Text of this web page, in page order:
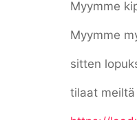
Myymme
Myymme
sitten
tilaat